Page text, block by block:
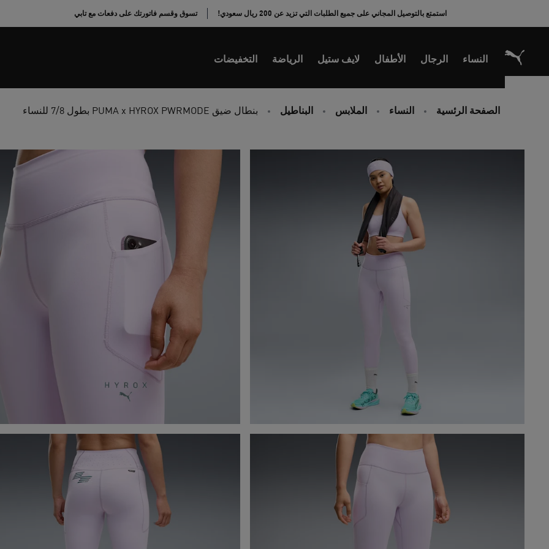
استمتع بالتوصيل المجاني على جميع الطلبات التي تزيد عن 200 ريال سعودي! تسوق وقسم فاتورتك على دفعات مع تابي
النساء الرجال الأطفال لايف ستيل الرياضة التخفيضات
الصفحة الرئسية النساء الملابس البناطيل بنطال ضيق PUMA x HYROX PWRMODE بطول 7/8 للنساء